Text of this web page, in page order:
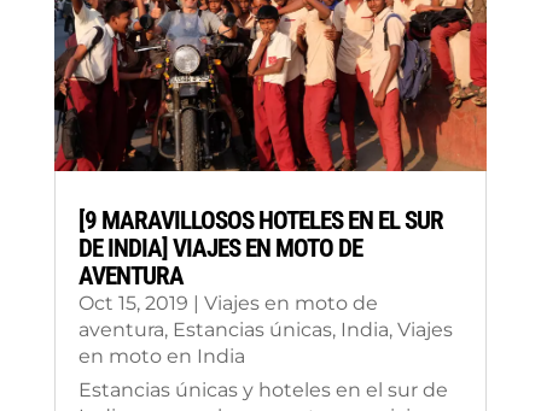
[9 MARAVILLOSOS HOTELES EN EL SUR
DE INDIA] VIAJES EN MOTO DE
AVENTURA
Oct 15, 2019
Viajes en moto de
aventura, Estancias únicas, India, Viajes
en moto en India
Estancias únicas y hoteles en el sur de